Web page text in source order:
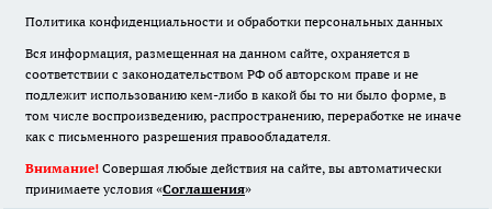
Политика конфиденциальности и обработки персональных данных
Вся информация, размещенная на данном сайте, охраняется в
соответствии с законодательством РФ об авторском праве и не
подлежит использованию кем-либо в какой бы то ни было форме, в
том числе воспроизведению, распространению, переработке не иначе
как с письменного разрешения правообладателя.
Внимание! Совершая любые действия на сайте, вы автоматически
принимаете условия «Cоглашения»